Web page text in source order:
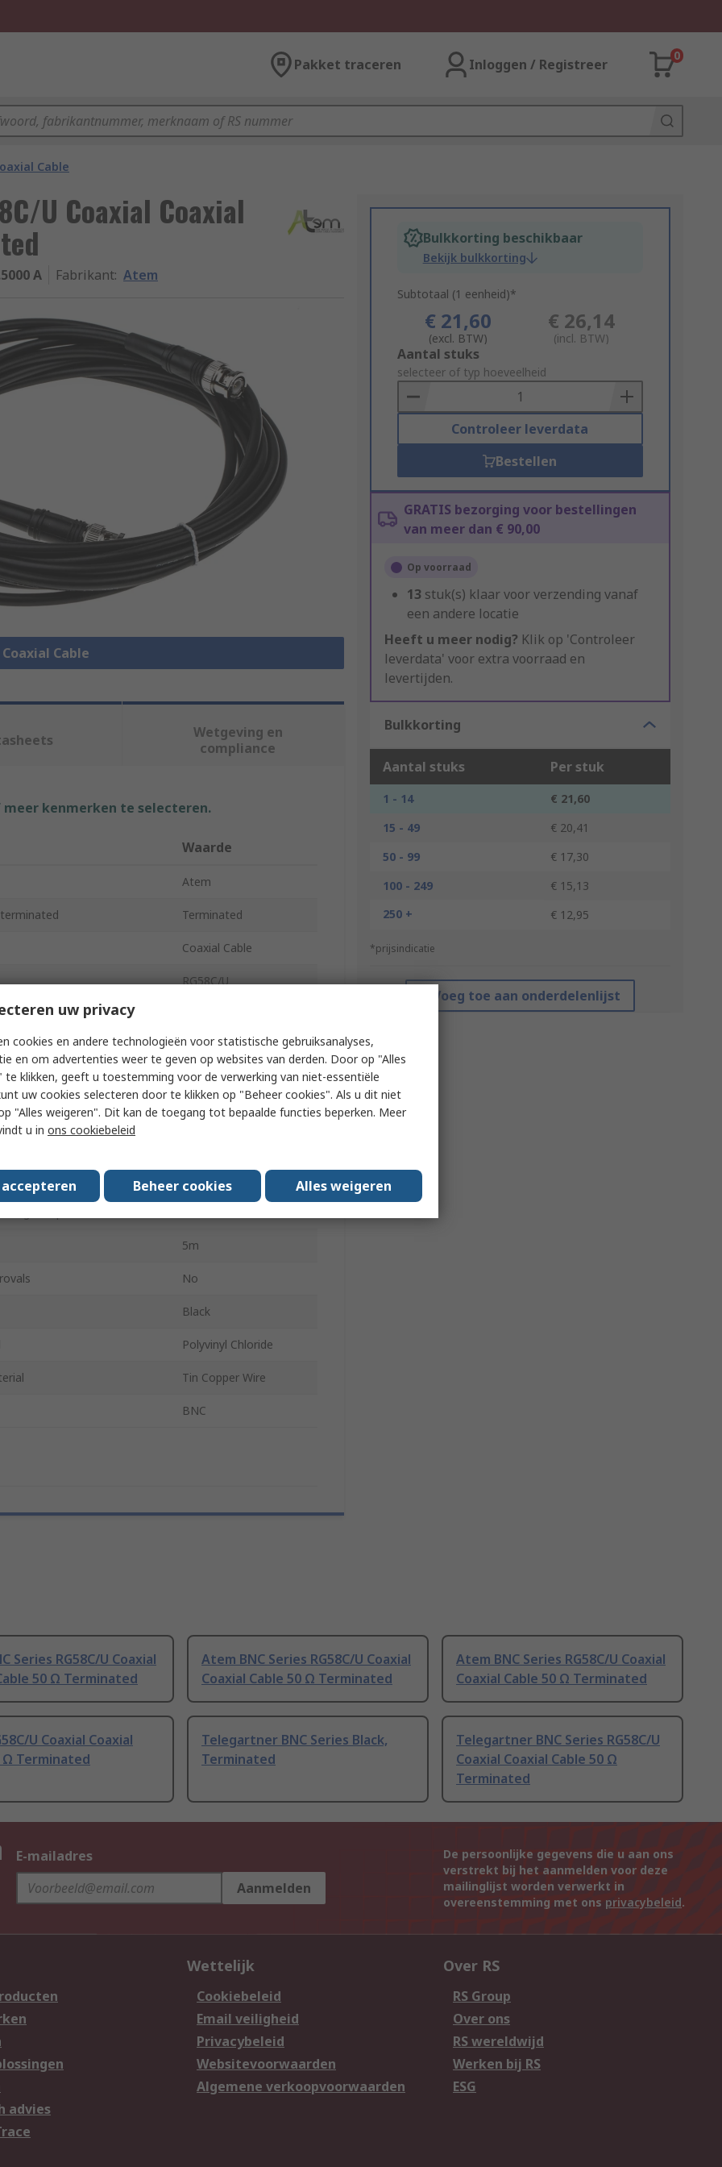
Pakket traceren Inloggen / Registreer
0
Cable
U Coaxial Coaxial
A Fabrikant: Atem
Cable
Bulkkorting beschikbaar
Bekijk bulkkorting
Subtotaal (1 eenheid)*
€ 21,60
(excl. BTW)
€ 26,14
(incl. BTW)
Add
to
Basket
Aantal stuks
selecteer of typ hoeveelheid
Controleer leverdata
Bestellen
GRATIS bezorging voor bestellingen
van meer dan € 90,00
Op voorraad
13 stuk(s) klaar voor verzending vanaf
een andere locatie
Heeft u meer nodig? Klik op 'Controleer
leverdata' voor extra voorraad en
levertijden.
Bulkkorting
Aantal stuks Per stuk
1 - 14
€ 21,60
15 - 49
€ 20,41
50 - 99
€ 17,30
100 - 249
€ 15,13
250 +
€ 12,95
*prijsindicatie
Voeg toe aan onderdelenlijst
Wetgeving en
compliance
kenmerken te selecteren.
Waarde
Atem
Terminated
Coaxial Cable
RG58C/U
1000V
4.95mm
50Ω
1 dB/m
5m
No
Black
Polyvinyl Chloride
Tin Copper Wire
BNC
Series RG58C/U Coaxial
50 Ω Terminated
Atem BNC Series RG58C/U Coaxial
Coaxial Cable 50 Ω Terminated
Atem BNC Series RG58C/U Coaxial
Coaxial Cable 50 Ω Terminated
U Coaxial Coaxial
Ω Terminated
Telegartner BNC Series Black,
Terminated
Telegartner BNC Series RG58C/U
Coaxial Coaxial Cable 50 Ω
Terminated
E-mailadres
Aanmelden
De persoonlijke gegevens die u aan ons
verstrekt bij het aanmelden voor deze
mailinglijst worden verwerkt in
overeenstemming met ons privacybeleid.
advies
Wettelijk
Cookiebeleid
Email veiligheid
Privacybeleid
Websitevoorwaarden
Algemene verkoopvoorwaarden
Over RS
RS Group
Over ons
RS wereldwijd
Werken bij RS
ESG
uw privacy
cookies en andere technologieën voor statistische gebruiksanalyses,
en om advertenties weer te geven op websites van derden. Door op "Alles
te klikken, geeft u toestemming voor de verwerking van niet-essentiële
uw cookies selecteren door te klikken op "Beheer cookies". Als u dit niet
"Alles weigeren". Dit kan de toegang tot bepaalde functies beperken. Meer
u in ons cookiebeleid
Beheer cookies Alles weigeren